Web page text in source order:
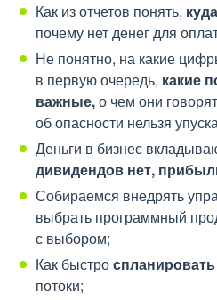
Как из отчетов понять,
почему нет денег для
Не понятно, на какие
в первую очередь, какие
важные,о чем они
об опасности нельзя
Деньги в бизнес
дивидендов нет,
Собираемся внедрять
выбрать программный
с выбором;
Как быстро
потоки;